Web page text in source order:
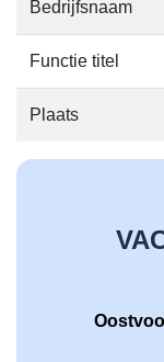
Bedrijfsnaam
Functie titel
Plaats